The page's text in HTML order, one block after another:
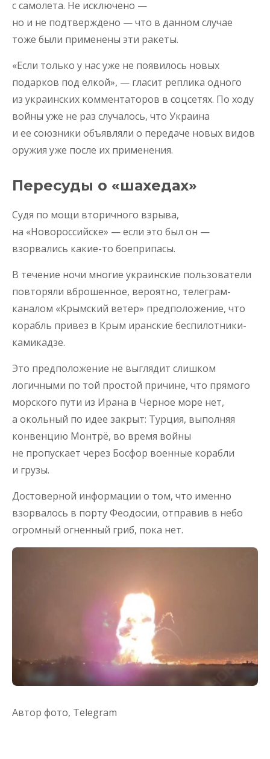
с самолета. Не исключено —
но и не подтверждено — что в данном случае
тоже были применены эти ракеты.
«Если только у нас уже не появилось новых
подарков под елкой», — гласит реплика одного
из украинских комментаторов в соцсетях. По ходу
войны уже не раз случалось, что Украина
и ее союзники объявляли о передаче новых видов
оружия уже после их применения.
Пересуды о «шахедах»
Судя по мощи вторичного взрыва,
на «Новороссийске» — если это был он —
взорвались какие-то боеприпасы.
В течение ночи многие украинские пользователи
повторяли вброшенное, вероятно, телеграм-
каналом «Крымский ветер» предположение, что
корабль привез в Крым иранские беспилотники-
камикадзе.
Это предположение не выглядит слишком
логичными по той простой причине, что прямого
морского пути из Ирана в Черное море нет,
а окольный по идее закрыт: Турция, выполняя
конвенцию Монтрё, во время войны
не пропускает через Босфор военные корабли
и грузы.
Достоверной информации о том, что именно
взорвалось в порту Феодосии, отправив в небо
огромный огненный гриб, пока нет.
Автор фото, Telegram